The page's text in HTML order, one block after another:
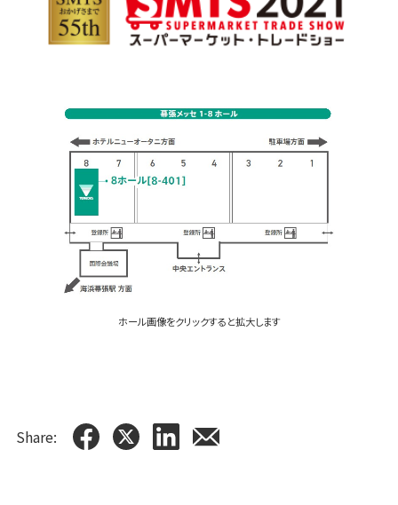
ホール画像をクリックすると拡大します
Share: